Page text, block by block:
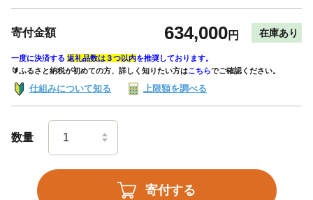
寄付金額 634,000円 在庫あり
一度に決済する 返礼品数は３つ以内を推奨しております。
🔰ふるさと納税が初めての方、詳しく知りたい方はこちらでご確認ください。
仕組みについて知る 上限額を調べる
数量
寄付する